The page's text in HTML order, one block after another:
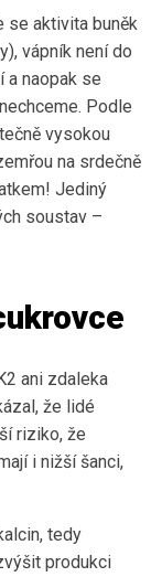
se aktivita buněk
vápník není do
a naopak se
Podle
vysokou
na srdečně
Jediný
soustav –
ani zdaleka
že lidé
riziko, že
i nižší šanci,
tedy
produkci